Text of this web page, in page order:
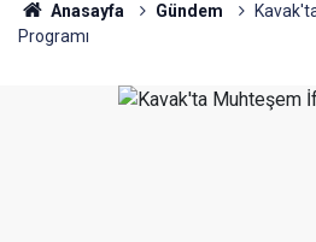
Anasayfa Gündem
Programı